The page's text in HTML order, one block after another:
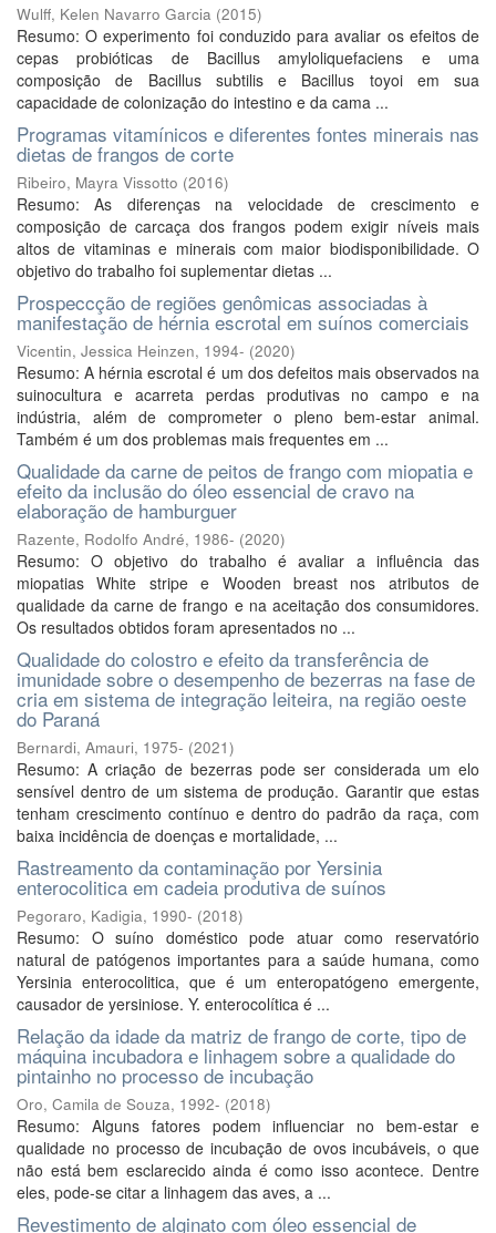
Wulff, Kelen Navarro Garcia (2015)
Resumo: O experimento foi conduzido para avaliar os efeitos de
cepas probióticas de Bacillus amyloliquefaciens e uma
composição de Bacillus subtilis e Bacillus toyoi em sua
capacidade de colonização do intestino e da cama ...
Programas vitamínicos e diferentes fontes minerais nas
dietas de frangos de corte
Ribeiro, Mayra Vissotto (2016)
Resumo: As diferenças na velocidade de crescimento e
composição de carcaça dos frangos podem exigir níveis mais
altos de vitaminas e minerais com maior biodisponibilidade. O
objetivo do trabalho foi suplementar dietas ...
Prospeccção de regiões genômicas associadas à
manifestação de hérnia escrotal em suínos comerciais
Vicentin, Jessica Heinzen, 1994- (2020)
Resumo: A hérnia escrotal é um dos defeitos mais observados na
suinocultura e acarreta perdas produtivas no campo e na
indústria, além de comprometer o pleno bem-estar animal.
Também é um dos problemas mais frequentes em ...
Qualidade da carne de peitos de frango com miopatia e
efeito da inclusão do óleo essencial de cravo na
elaboração de hamburguer
Razente, Rodolfo André, 1986- (2020)
Resumo: O objetivo do trabalho é avaliar a influência das
miopatias White stripe e Wooden breast nos atributos de
qualidade da carne de frango e na aceitação dos consumidores.
Os resultados obtidos foram apresentados no ...
Qualidade do colostro e efeito da transferência de
imunidade sobre o desempenho de bezerras na fase de
cria em sistema de integração leiteira, na região oeste
do Paraná
Bernardi, Amauri, 1975- (2021)
Resumo: A criação de bezerras pode ser considerada um elo
sensível dentro de um sistema de produção. Garantir que estas
tenham crescimento contínuo e dentro do padrão da raça, com
baixa incidência de doenças e mortalidade, ...
Rastreamento da contaminação por Yersinia
enterocolitica em cadeia produtiva de suínos
Pegoraro, Kadigia, 1990- (2018)
Resumo: O suíno doméstico pode atuar como reservatório
natural de patógenos importantes para a saúde humana, como
Yersinia enterocolitica, que é um enteropatógeno emergente,
causador de yersiniose. Y. enterocolítica é ...
Relação da idade da matriz de frango de corte, tipo de
máquina incubadora e linhagem sobre a qualidade do
pintainho no processo de incubação
Oro, Camila de Souza, 1992- (2018)
Resumo: Alguns fatores podem influenciar no bem-estar e
qualidade no processo de incubação de ovos incubáveis, o que
não está bem esclarecido ainda é como isso acontece. Dentre
eles, pode-se citar a linhagem das aves, a ...
Revestimento de alginato com óleo essencial de